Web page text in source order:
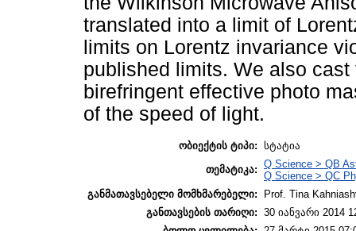
translated into a limit of
limits on Lorentz invariance
published limits. We also
birefringent effective photo
of the speed of light.
ობიექტის ტიპი: სტატია
თემატიკა: Q Science > QB
Q Science > QC
განმათავსებელი მომხმარებელი:
Prof. Tina
განთავსების თარიღი: 30 იანვარი 2014